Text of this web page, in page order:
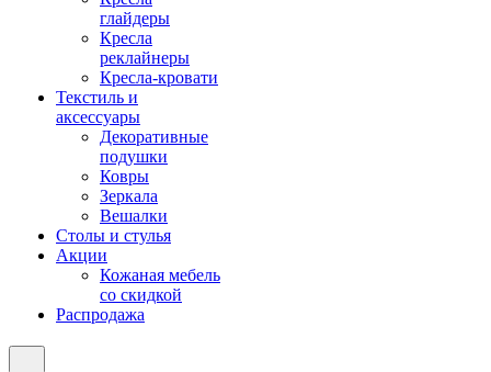
глайдеры
Кресла
реклайнеры
Кресла-кровати
Текстиль и
аксессуары
Декоративные
подушки
Ковры
Зеркала
Вешалки
Столы и стулья
Акции
Кожаная мебель
со скидкой
Распродажа